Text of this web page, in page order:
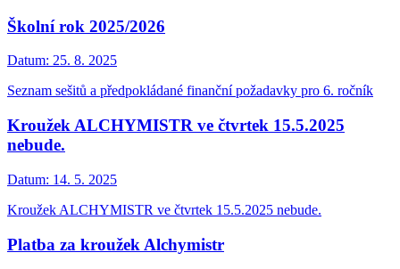
Školní rok 2025/2026
Datum: 25. 8. 2025
Seznam sešitů a předpokládané finanční požadavky pro 6. ročník
Kroužek ALCHYMISTR ve čtvrtek 15.5.2025
nebude.
Datum: 14. 5. 2025
Kroužek ALCHYMISTR ve čtvrtek 15.5.2025 nebude.
Platba za kroužek Alchymistr